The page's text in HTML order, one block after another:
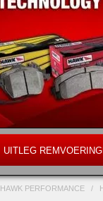
UITLEG
HAWK PERFORMANCE /